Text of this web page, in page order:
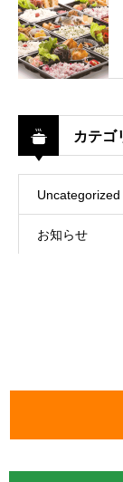
カテゴ
Uncategorized
お知らせ